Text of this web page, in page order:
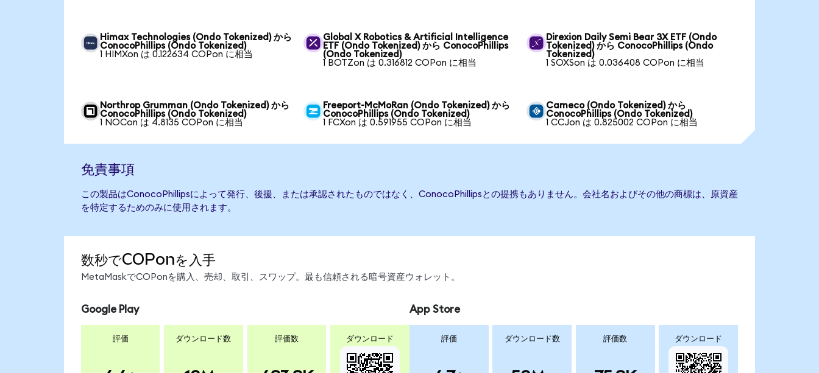
Himax Technologies (Ondo Tokenized) から
ConocoPhillips (Ondo Tokenized)
1 HIMXon は 0.122634 COPon に相当
Global X Robotics & Artificial Intelligence
ETF (Ondo Tokenized) から ConocoPhillips
(Ondo Tokenized)
1 BOTZon は 0.316812 COPon に相当
Direxion Daily Semi Bear 3X ETF (Ondo
Tokenized) から ConocoPhillips (Ondo
Tokenized)
1 SOXSon は 0.036408 COPon に相当
Northrop Grumman (Ondo Tokenized) から
ConocoPhillips (Ondo Tokenized)
1 NOCon は 4.8135 COPon に相当
Freeport-McMoRan (Ondo Tokenized) から
ConocoPhillips (Ondo Tokenized)
1 FCXon は 0.591955 COPon に相当
Cameco (Ondo Tokenized) から
ConocoPhillips (Ondo Tokenized)
1 CCJon は 0.825002 COPon に相当
免責事項
この製品はConocoPhillipsによって発行、後援、または承認されたものではなく、ConocoPhillipsとの提携もありません。会社名およびその他の商標は、原資産
を特定するためのみに使用されます。
数秒でCOPonを入手
MetaMaskでCOPonを購入、売却、取引、スワップ。最も信頼される暗号資産ウォレット。
Google Play
評価 ダウンロード数 評価数 ダウンロード
App Store
評価 ダウンロード数 評価数 ダウンロード